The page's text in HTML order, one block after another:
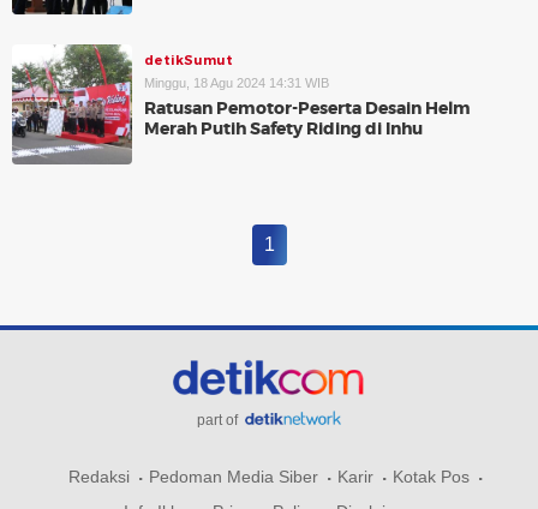
detikSumut
Minggu, 18 Agu 2024 14:31 WIB
Ratusan Pemotor-Peserta Desain Helm
Merah Putih Safety Riding di Inhu
1
part of
Redaksi Pedoman Media Siber Karir
Kotak Pos